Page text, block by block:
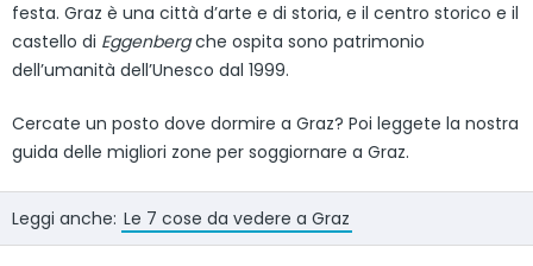
festa. Graz è una città d’arte e di storia, e il centro storico e il
castello di Eggenbergche ospita sono patrimonio
dell’umanità dell’Unesco dal 1999.
Cercate un posto dove dormire a Graz? Poi leggete la nostra
guida delle migliori zone per soggiornare a Graz.
Leggi anche: Le 7 cose da vedere a Graz